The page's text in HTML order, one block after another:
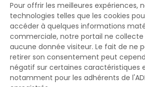
Pour offrir les meilleures expériences,
technologies telles que les cookies
accéder à quelques informations
commerciale, notre portail ne
aucune donnée visiteur. Le fait de ne
retirer son consentement peut
négatif sur certaines caractéristiques
notamment pour les adhérents de
NOUS CONTACTER
ADP
C/o Commission Supérieure Technique de